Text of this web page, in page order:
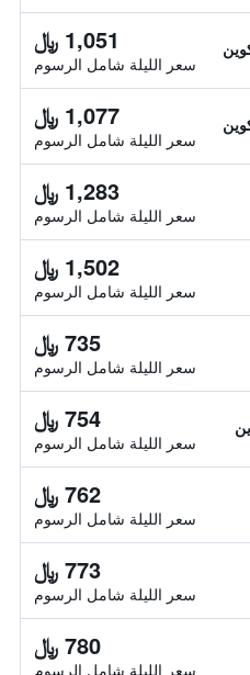
1,051 ﷼
سعر الليلة شامل الرسوم
1,077 ﷼
سعر الليلة شامل الرسوم
1,283 ﷼
سعر الليلة شامل الرسوم
1,502 ﷼
سعر الليلة شامل الرسوم
735 ﷼
سعر الليلة شامل الرسوم
754 ﷼
سعر الليلة شامل الرسوم
762 ﷼
سعر الليلة شامل الرسوم
773 ﷼
سعر الليلة شامل الرسوم
780 ﷼
سعر الليلة شامل الرسوم